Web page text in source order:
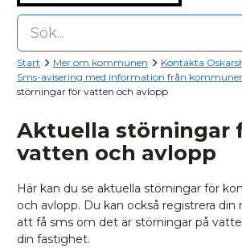
Start Mer om kommunen
Kontakta
Sms-avisering med information från
störningar för vatten och avlopp
Aktuella störningar
vatten och avlopp
Här kan du se aktuella störningar för
och avlopp. Du kan också registrera
att få sms om det är störningar på
din fastighet.